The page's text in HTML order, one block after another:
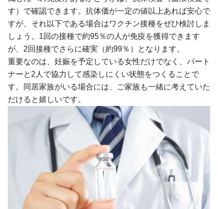
す）で確認できます。抗体価が一定の値以上あれば安心で
すが、それ以下である場合はワクチン接種をぜひ検討しま
しょう。1回の接種で約95％の人が免疫を獲得できます
が、2回接種でさらに確実（約99％）となります。
重要なのは、妊娠を予定している女性だけでなく、パート
ナーと2人で協力して感染しにくい状態をつくることで
す。同居家族がいる場合には、ご家族も一緒に考えていた
だけると嬉しいです。